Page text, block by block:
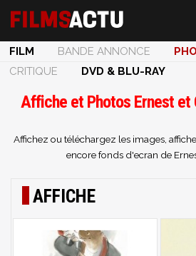
FILM BANDE ANNONCE
CRITIQUE
DVD & BLU-RAY
Affiche et Photos Ernest et
Affichez ou téléchargez les images,
encore fonds d'ecran de
AFFICHE